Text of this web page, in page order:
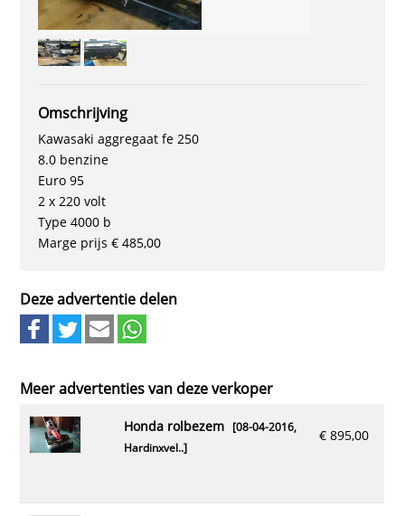
Omschrijving
Kawasaki aggregaat fe 250
8.0 benzine
Euro 95
2 x 220 volt
Type 4000 b
Marge prijs € 485,00
Deze advertentie delen
Meer advertenties van deze verkoper
€ 895,00
honda rolbezem[08-04-2016,
Hardinxvel..]